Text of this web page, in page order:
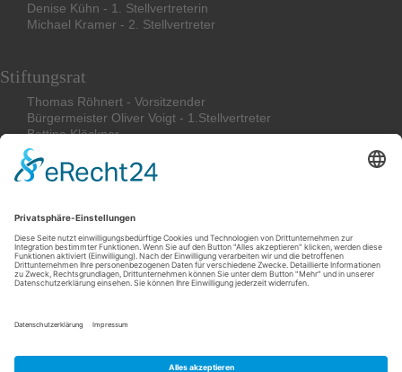
Denise Kühn - 1. Stellvertreterin
Michael Kramer - 2. Stellvertreter
Stiftungsrat
Thomas Röhnert - Vorsitzender
Bürgermeister Oliver Voigt - 1.Stellvertreter
BettinaKlöckner
Friederike Böcher
Stephan Magirius
Impressum